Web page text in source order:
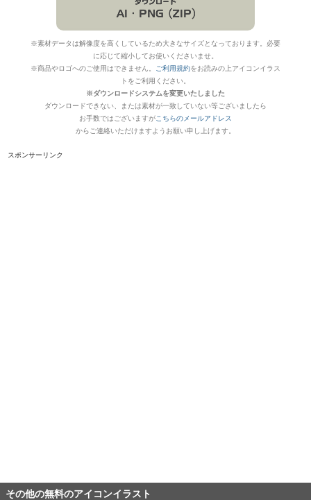
※素材データは解像度を高くしているため大きなサイズとなっております。必要
に応じて縮小してお使いくださいませ。
※商品やロゴへのご使用はできません。
ご利用規約をお読みの上アイコンイラス
トをご利用ください。
※ダウンロードシステムを変更いたしました
ダウンロードできない、または素材が一致していない等ございましたら
お手数ではございますがこちらのメールアドレス
からご連絡いただけますようお願い申し上げます。
スポンサーリンク
その他の無料のアイコンイラスト